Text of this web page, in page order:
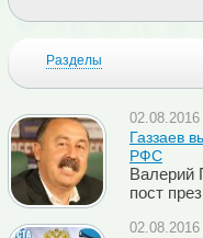
Разделы
Газзаев
РФС
Валерий
пост